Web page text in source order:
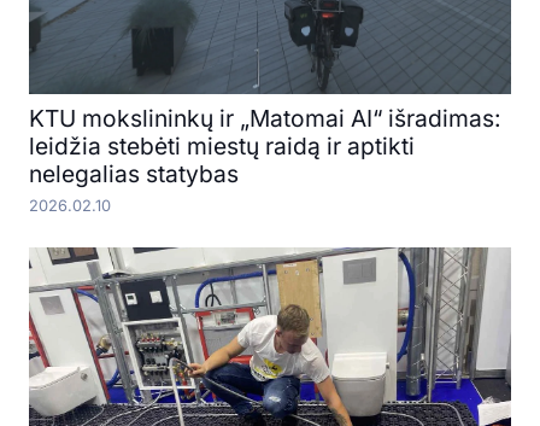
KTU mokslininkų ir „Matomai AI“ išradimas:
leidžia stebėti miestų raidą ir aptikti
nelegalias statybas
2026.02.10